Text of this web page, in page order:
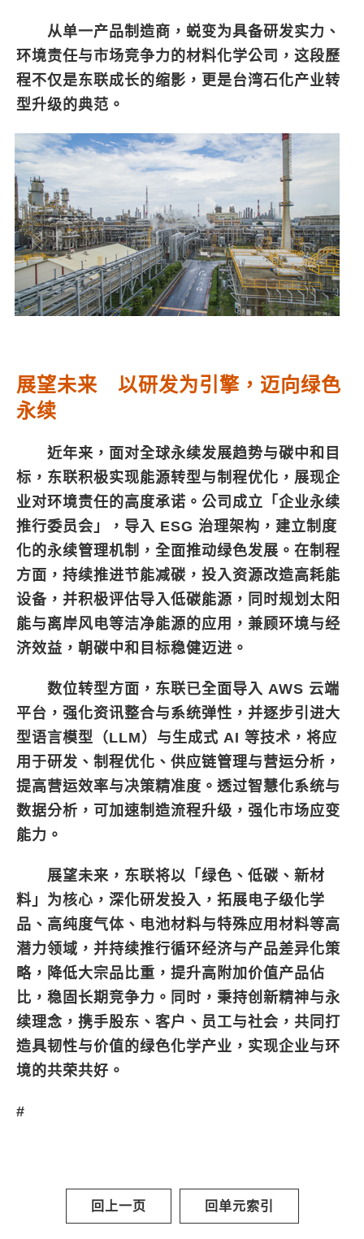
从单一产品制造商，蜕变为具备研发实力、
环境责任与市场竞争力的材料化学公司，这段歷
程不仅是东联成长的缩影，更是台湾石化产业转
型升级的典范。
展望未来 以研发为引擎，迈向绿色
永续
近年来，面对全球永续发展趋势与碳中和目
标，东联积极实现能源转型与制程优化，展现企
业对环境责任的高度承诺。公司成立「企业永续
推行委员会」，导入 ESG 治理架构，建立制度
化的永续管理机制，全面推动绿色发展。在制程
方面，持续推进节能减碳，投入资源改造高耗能
设备，并积极评估导入低碳能源，同时规划太阳
能与离岸风电等洁净能源的应用，兼顾环境与经
济效益，朝碳中和目标稳健迈进。
数位转型方面，东联已全面导入 AWS 云端
平台，强化资讯整合与系统弹性，并逐步引进大
型语言模型（LLM）与生成式 AI 等技术，将应
用于研发、制程优化、供应链管理与营运分析，
提高营运效率与决策精准度。透过智慧化系统与
数据分析，可加速制造流程升级，强化市场应变
能力。
展望未来，东联将以「绿色、低碳、新材
料」为核心，深化研发投入，拓展电子级化学
品、高纯度气体、电池材料与特殊应用材料等高
潜力领域，并持续推行循环经济与产品差异化策
略，降低大宗品比重，提升高附加价值产品佔
比，稳固长期竞争力。同时，秉持创新精神与永
续理念，携手股东、客户、员工与社会，共同打
造具韧性与价值的绿色化学产业，实现企业与环
境的共荣共好。
#
回上一页 回单元索引